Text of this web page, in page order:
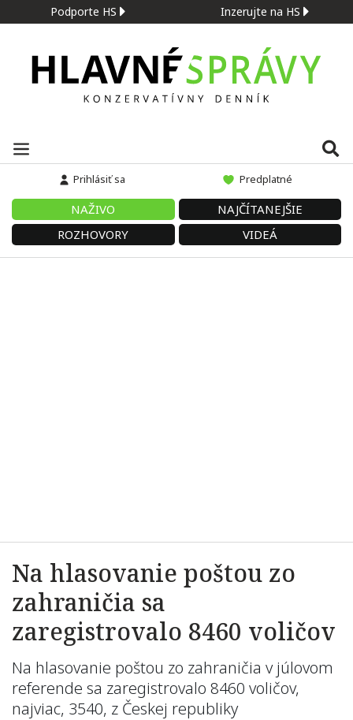
Podporte HS Inzerujte na HS
Prihlásiť sa Predplatné
NAŽIVO
NAJČÍTANEJŠIE
ROZHOVORY
VIDEÁ
Na hlasovanie poštou zo
zahraničia sa
zaregistrovalo 8460 voličov
Na hlasovanie poštou zo zahraničia v júlovom
referende sa zaregistrovalo 8460 voličov,
najviac, 3540, z Českej republiky